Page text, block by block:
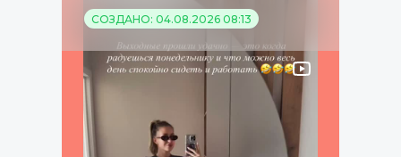
СОЗДАНО: 04.08.2026 08:13